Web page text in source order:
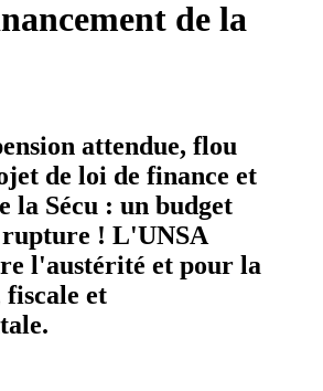
de la
attendue, flou
de loi de finance et
la Sécu : un budget
rupture ! L'UNSA
l'austérité et pour la
fiscale et